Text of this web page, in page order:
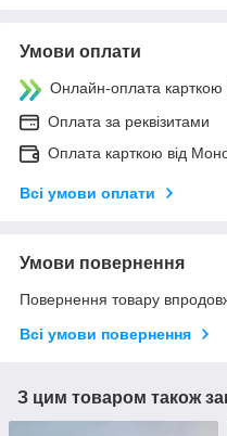
Умови оплати
Онлайн-оплата
Оплата за реквізитами
Оплата карткою від
Всі умови оплати
Умови повернення
Повернення товару
Всі умови повернення
З цим товаром також